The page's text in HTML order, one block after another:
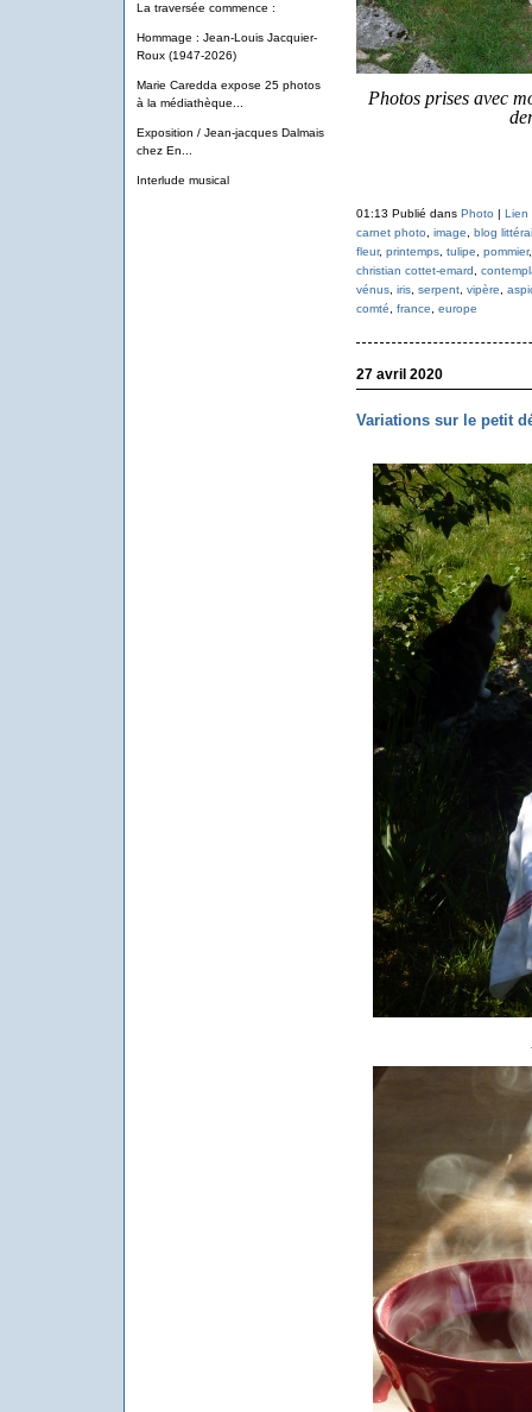
La traversée commence :
Hommage : Jean-Louis Jacquier-
Roux (1947-2026)
Marie Caredda expose 25 photos
à la médiathèque...
Exposition / Jean-jacques Dalmais
chez En...
Interlude musical
Photos prises avec
01:13 Publié dans Photo | Lien
carnet photo
image
blog
fleur, printemps, tulipe pommier
christian cottet-emard
vénus, iris, serpent, vipère
comté
france europe
27 avril 2020
Variations sur le petit